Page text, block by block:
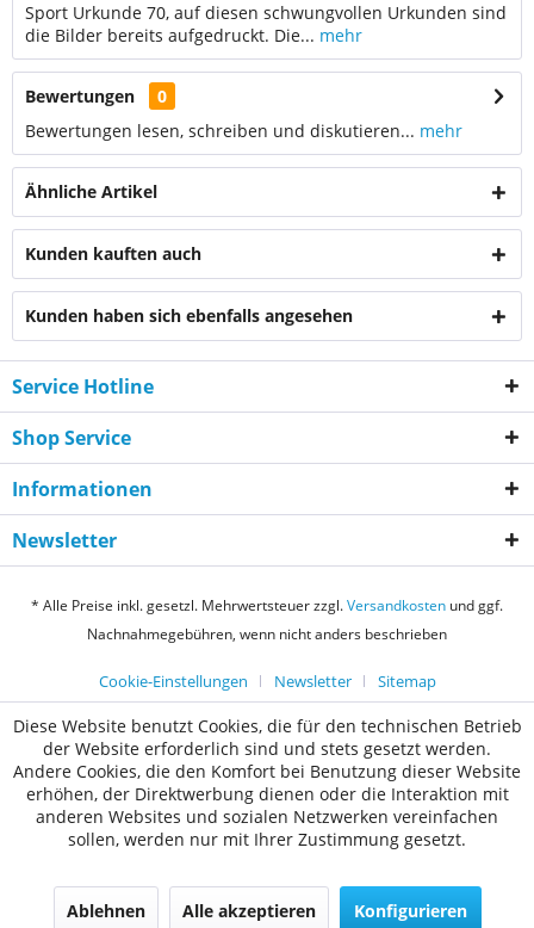
Sport Urkunde 70, auf diesen schwungvollen Urkunden sind
die Bilder bereits aufgedruckt. Die... mehr
Bewertungen
0
Bewertungen lesen, schreiben und diskutieren... mehr
Ähnliche Artikel
Kunden kauften auch
Kunden haben sich ebenfalls angesehen
Service Hotline
Shop Service
Informationen
Newsletter
* Alle Preise inkl. gesetzl. Mehrwertsteuer zzgl.Versandkosten und ggf.
Nachnahmegebühren, wenn nicht anders beschrieben
Cookie-Einstellungen Newsletter Sitemap
Diese Website benutzt Cookies, die für den technischen Betrieb
der Website erforderlich sind und stets gesetzt werden.
Andere Cookies, die den Komfort bei Benutzung dieser Website
erhöhen, der Direktwerbung dienen oder die Interaktion mit
anderen Websites und sozialen Netzwerken vereinfachen
sollen, werden nur mit Ihrer Zustimmung gesetzt.
Ablehnen Alle akzeptieren Konfigurieren